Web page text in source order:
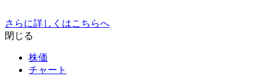
さらに詳しくはこちらへ
閉じる
株価
チャート